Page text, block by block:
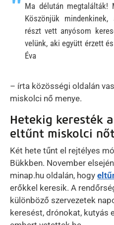
Ma délután megtalálták!
Köszönjük
részt vett anyósom
velünk, aki együtt érzett
Éva
– írta közösségi oldalán
miskolci nő menye.
Hetekig keresték
eltűnt miskolci
Két hete tűnt el rejtélyes
Bükkben. November
minap.hu oldalán, hogy
erőkkel keresik. A
különböző szervezetek
keresést, drónokat, kutyás